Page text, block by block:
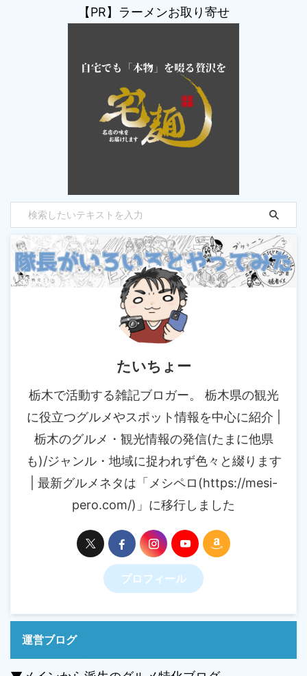
【PR】ラーメンお取り寄せ
たいちょー
栃木で活動する雑記ブロガー。 栃木県の観光
に役立つグルメやスポット情報を中心に紹介 |
栃木のグルメ・観光情報の発信(たまに他県
も)/ジャンル・地域に捉われず色々と綴ります
| 最新グルメネタは「メシペロ(https://mesi-
pero.com/)」に移行しました
プロフィール
運営ブログ